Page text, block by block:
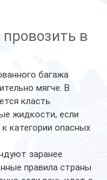
в
багажа
мягче. В
класть
жидкости, если
категории опасных
заранее
правила страны